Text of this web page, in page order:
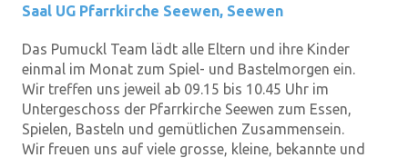
Saal UG Pfarrkirche Seewen, Seewen
Das Pumuckl Team lädt alle Eltern und ihre Kinder
einmal im Monat zum Spiel- und Bastelmorgen ein.
Wir treffen uns jeweil ab 09.15 bis 10.45 Uhr im
Untergeschoss der Pfarrkirche Seewen zum Essen,
Spielen, Basteln und gemütlichen Zusammensein.
Wir freuen uns auf viele grosse, kleine, bekannte und